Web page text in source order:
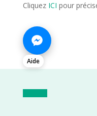
Cliquez ICI pour
Aide